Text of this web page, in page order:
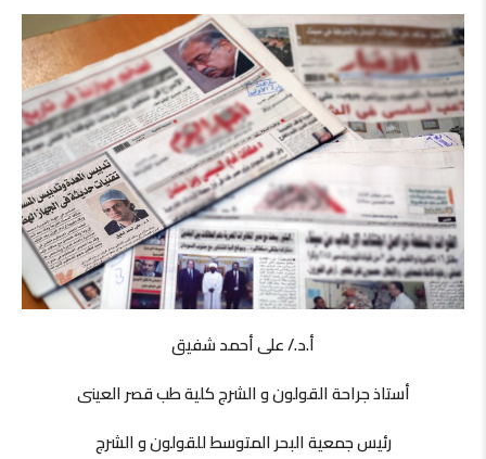
أ.د./ على أحمد شفيق
أستاذ جراحة القولون و الشرج كلية طب قصر العينى
رئيس جمعية البحر المتوسط للقولون و الشرج